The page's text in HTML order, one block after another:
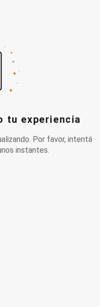
tu experiencia
Por favor, intentá
instantes.